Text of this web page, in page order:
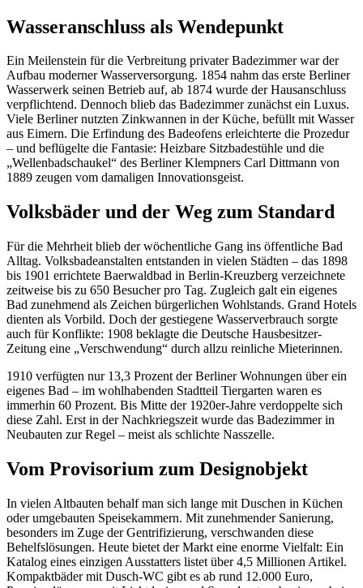
Wasseranschluss als Wendepunkt
Ein Meilenstein für die Verbreitung privater Badezimmer war der
Aufbau moderner Wasserversorgung. 1854 nahm das erste Berliner
Wasserwerk seinen Betrieb auf, ab 1874 wurde der Hausanschluss
verpflichtend. Dennoch blieb das Badezimmer zunächst ein Luxus.
Viele Berliner nutzten Zinkwannen in der Küche, befüllt mit Wasser
aus Eimern. Die Erfindung des Badeofens erleichterte die Prozedur
– und beflügelte die Fantasie: Heizbare Sitzbadestühle und die
„Wellenbadschaukel“ des Berliner Klempners Carl Dittmann von
1889 zeugen vom damaligen Innovationsgeist.
Volksbäder und der Weg zum Standard
Für die Mehrheit blieb der wöchentliche Gang ins öffentliche Bad
Alltag. Volksbadeanstalten entstanden in vielen Städten – das 1898
bis 1901 errichtete Baerwaldbad in Berlin-Kreuzberg verzeichnete
zeitweise bis zu 650 Besucher pro Tag. Zugleich galt ein eigenes
Bad zunehmend als Zeichen bürgerlichen Wohlstands. Grand Hotels
dienten als Vorbild. Doch der gestiegene Wasserverbrauch sorgte
auch für Konflikte: 1908 beklagte die Deutsche Hausbesitzer-
Zeitung eine „Verschwendung“ durch allzu reinliche Mieterinnen.
1910 verfügten nur 13,3 Prozent der Berliner Wohnungen über ein
eigenes Bad – im wohlhabenden Stadtteil Tiergarten waren es
immerhin 60 Prozent. Bis Mitte der 1920er-Jahre verdoppelte sich
diese Zahl. Erst in der Nachkriegszeit wurde das Badezimmer in
Neubauten zur Regel – meist als schlichte Nasszelle.
Vom Provisorium zum Designobjekt
In vielen Altbauten behalf man sich lange mit Duschen in Küchen
oder umgebauten Speisekammern. Mit zunehmender Sanierung,
besonders im Zuge der Gentrifizierung, verschwanden diese
Behelfslösungen. Heute bietet der Markt eine enorme Vielfalt: Ein
Katalog eines einzigen Ausstatters listet über 4,5 Millionen Artikel.
Kompaktbäder mit Dusch-WC gibt es ab rund 12.000 Euro,